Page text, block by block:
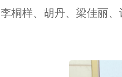
李桐样、胡丹、梁佳丽